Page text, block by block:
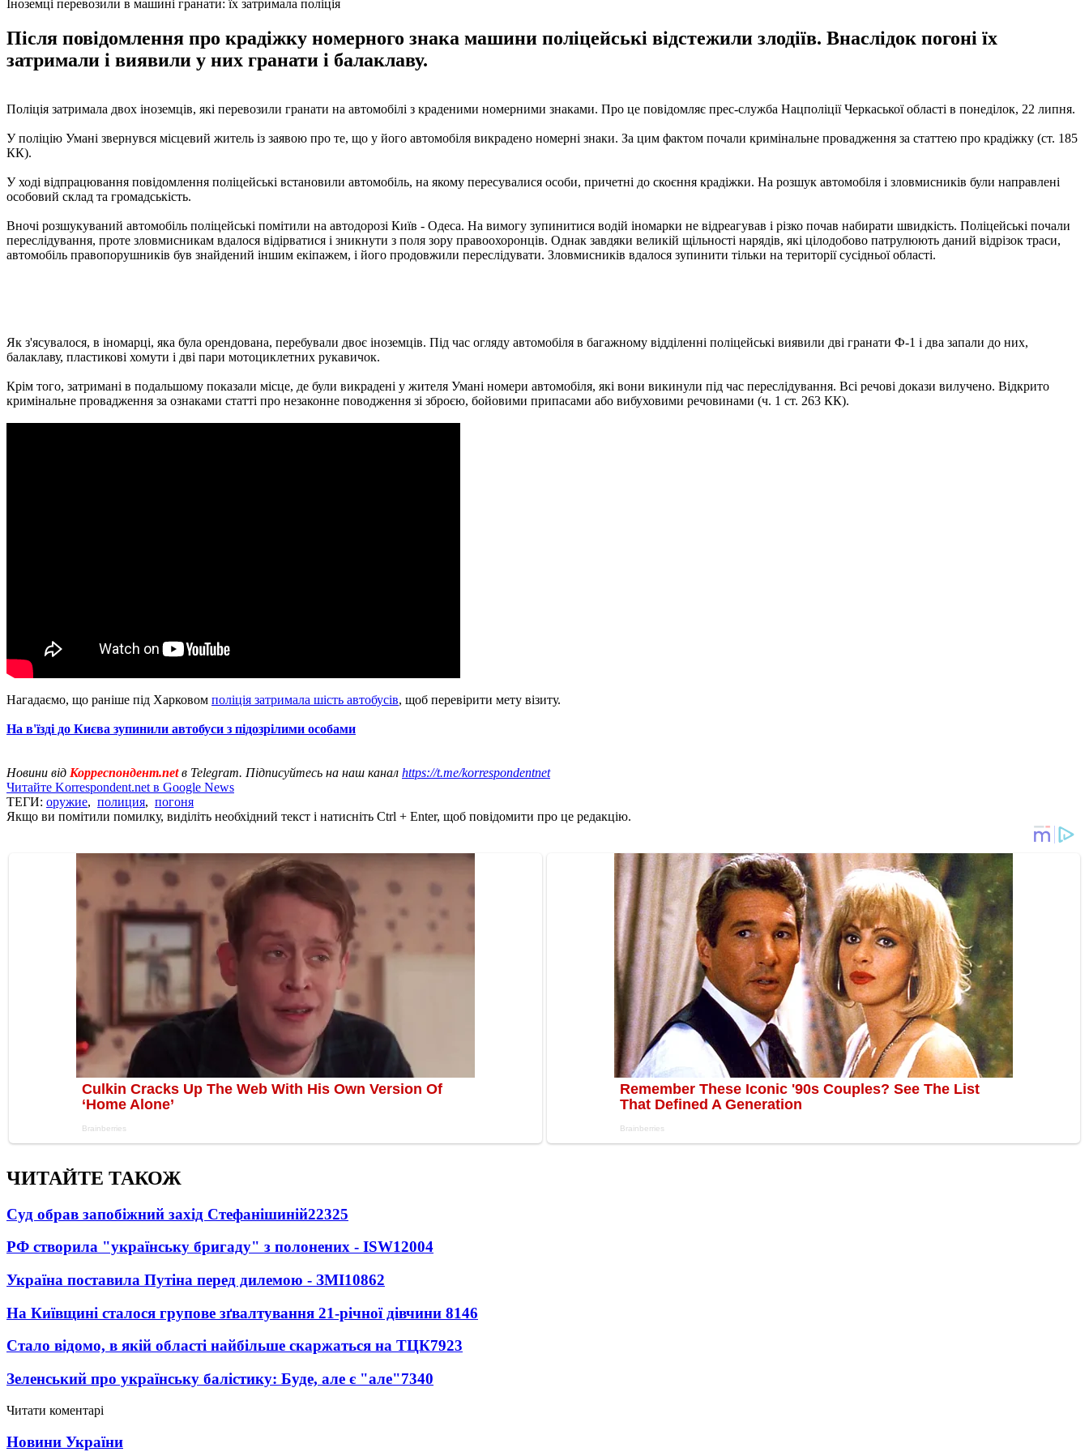
Іноземці перевозили в машині гранати: їх затримала поліція
Після повідомлення про крадіжку номерного знака машини поліцейські відстежили злодіїв. Внаслідок погоні їх
затримали і виявили у них гранати і балаклаву.
Поліція затримала двох іноземців, які перевозили гранати на автомобілі з краденими номерними знаками. Про це повідомляє прес-служба Нацполіції Черкаської області в понеділок, 22 липня.
У поліцію Умані звернувся місцевий житель із заявою про те, що у його автомобіля викрадено номерні знаки. За цим фактом почали кримінальне провадження за статтею про крадіжку (ст. 185
КК).
У ході відпрацювання повідомлення поліцейські встановили автомобіль, на якому пересувалися особи, причетні до скоєння крадіжки. На розшук автомобіля і зловмисників були направлені
особовий склад та громадськість.
Вночі розшукуваний автомобіль поліцейські помітили на автодорозі Київ - Одеса. На вимогу зупинитися водій іномарки не відреагував і різко почав набирати швидкість. Поліцейські почали
переслідування, проте зловмисникам вдалося відірватися і зникнути з поля зору правоохоронців. Однак завдяки великій щільності нарядів, які цілодобово патрулюють даний відрізок траси,
автомобіль правопорушників був знайдений іншим екіпажем, і його продовжили переслідувати. Зловмисників вдалося зупинити тільки на території сусідньої області.
Як з'ясувалося, в іномарці, яка була орендована, перебували двоє іноземців. Під час огляду автомобіля в багажному відділенні поліцейські виявили дві гранати Ф-1 і два запали до них,
балаклаву, пластикові хомути і дві пари мотоциклетних рукавичок.
Крім того, затримані в подальшому показали місце, де були викрадені у жителя Умані номери автомобіля, які вони викинули під час переслідування. Всі речові докази вилучено. Відкрито
кримінальне провадження за ознаками статті про незаконне поводження зі зброєю, бойовими припасами або вибуховими речовинами (ч. 1 ст. 263 КК).
Нагадаємо, що раніше під Харковом поліція затримала шість автобусів, щоб перевірити мету візиту.
На в'їзді до Києва зупинили автобуси з підозрілими особами
Новини від Корреспондент.netв Telegram. Підписуйтесь на наш канал https://t.me/korrespondentnet
Читайте Korrespondent.net в Google News
ТЕГИ: оружие, полиция, погоня
Якщо ви помітили помилку, виділіть необхідний текст і натисніть Ctrl + Enter, щоб повідомити про це редакцію.
ЧИТАЙТЕ ТАКОЖ
Суд обрав запобіжний захід Стефанішиній22325
РФ створила "українську бригаду" з полонених - ISW12004
Україна поставила Путіна перед дилемою - ЗМІ10862
На Київщині сталося групове зґвалтування 21-річної дівчини 8146
Стало відомо, в якій області найбільше скаржаться на ТЦК7923
Зеленський про українську балістику: Буде, але є "але"7340
Читати коментарі
Новини України